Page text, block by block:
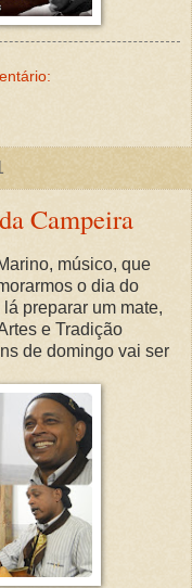
Campeira
músico, que
o dia do
preparar um mate,
e Tradição
de domingo vai ser